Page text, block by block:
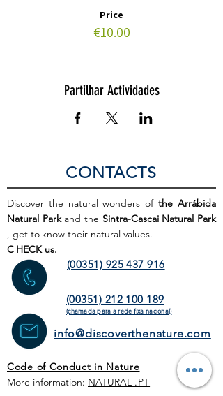
Price
€10.00
Partilhar Actividades
CONTACTS
Discover the natural wonders ofthe Arrábida
Natural Parkand the Sintra-Cascai Natural Park
, get to know their natural values.
C HECK us.
(00351) 925 437 916
(00351) 212 100 189
(chamada para a rede fixa nacional)
info@discoverthenature.com
Code of Conduct in Nature
More information: NATURAL .PT